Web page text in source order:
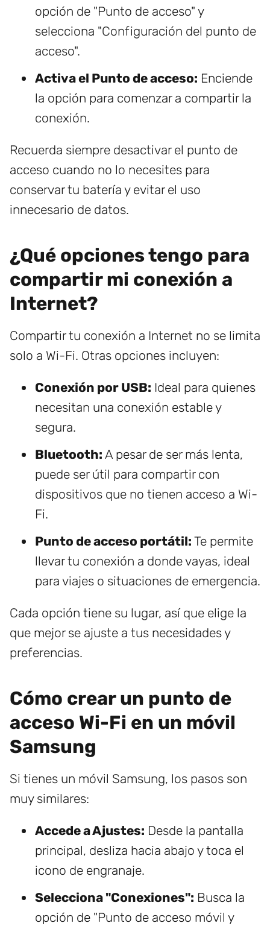
opción de "Punto de acceso" y
selecciona "Configuración del punto de
acceso".
Activa el Punto de acceso: Enciende
la opción para comenzar a compartir la
conexión.
Recuerda siempre desactivar el punto de
acceso cuando no lo necesites para
conservar tu batería y evitar el uso
innecesario de datos.
¿Qué opciones tengo para
compartir mi conexión a
Internet?
Compartir tu conexión a Internet no se limita
solo a Wi-Fi. Otras opciones incluyen:
Conexión por USB: Ideal para quienes
necesitan una conexión estable y
segura.
Bluetooth: A pesar de ser más lenta,
puede ser útil para compartir con
dispositivos que no tienen acceso a Wi-
Fi.
Punto de acceso portátil: Te permite
llevar tu conexión a donde vayas, ideal
para viajes o situaciones de emergencia.
Cada opción tiene su lugar, así que elige la
que mejor se ajuste a tus necesidades y
preferencias.
Cómo crear un punto de
acceso Wi-Fi en un móvil
Samsung
Si tienes un móvil Samsung, los pasos son
muy similares:
Accede a Ajustes: Desde la pantalla
principal, desliza hacia abajo y toca el
icono de engranaje.
Selecciona "Conexiones": Busca la
opción de "Punto de acceso móvil y